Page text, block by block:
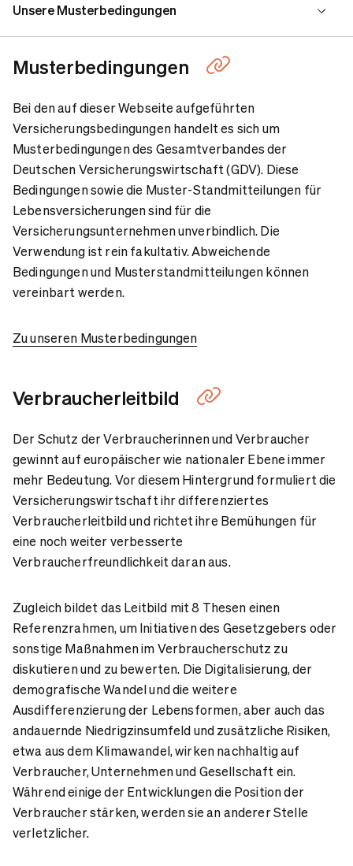
Unsere Musterbedingungen
Unser Verbraucherleitbild
Unser Datenschutzkodex
Unser Verhaltenskodex
Musterbedingungen
Bei den auf dieser Webseite aufgeführten
Versicherungsbedingungen handelt es sich um
Musterbedingungen des Gesamtverbandes der
Deutschen Versicherungswirtschaft (GDV). Diese
Bedingungen sowie die Muster-Standmitteilungen für
Lebensversicherungen sind für die
Versicherungsunternehmen unverbindlich. Die
Verwendung ist rein fakultativ. Abweichende
Bedingungen und Musterstandmitteilungen können
vereinbart werden.
Zu unseren Musterbedingungen
Verbraucherleitbild
Der Schutz der Verbraucherinnen und Verbraucher
gewinnt auf europäischer wie nationaler Ebene immer
mehr Bedeutung. Vor diesem Hintergrund formuliert die
Versicherungswirtschaft ihr differenziertes
Verbraucherleitbild und richtet ihre Bemühungen für
eine noch weiter verbesserte
Verbraucherfreundlichkeit daran aus.
Zugleich bildet das Leitbild mit 8 Thesen einen
Referenzrahmen, um Initiativen des Gesetzgebers oder
sonstige Maßnahmen im Verbraucherschutz zu
diskutieren und zu bewerten. Die Digitalisierung, der
demografische Wandel und die weitere
Ausdifferenzierung der Lebensformen, aber auch das
andauernde Niedrigzinsumfeld und zusätzliche Risiken,
etwa aus dem Klimawandel, wirken nachhaltig auf
Verbraucher, Unternehmen und Gesellschaft ein.
Während einige der Entwicklungen die Position der
Verbraucher stärken, werden sie an anderer Stelle
verletzlicher.